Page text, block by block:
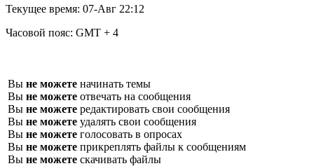
Текущее время: 07-Авг 22:12
Часовой пояс: GMT + 4
Вы не можете начинать темы
Вы не можете отвечать на сообщения
Вы не можете редактировать свои сообщения
Вы не можете удалять свои сообщения
Вы не можете голосовать в опросах
Вы не можете прикреплять файлы к сообщениям
Вы не можете скачивать файлы